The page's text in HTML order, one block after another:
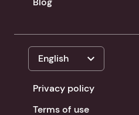
English expand_more
Privacy policy
Terms of use